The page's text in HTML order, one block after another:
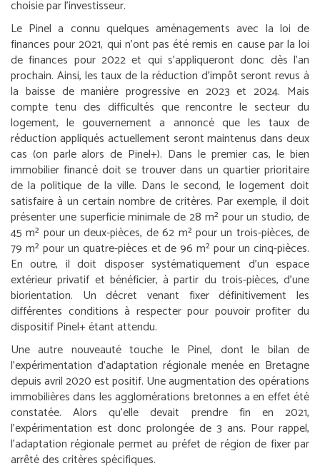
choisie par l’investisseur.
Le Pinel a connu quelques aménagements avec la loi de
finances pour 2021, qui n’ont pas été remis en cause par la loi
de finances pour 2022 et qui s’appliqueront donc dès l’an
prochain. Ainsi, les taux de la réduction d’impôt seront revus à
la baisse de manière progressive en 2023 et 2024. Mais
compte tenu des difficultés que rencontre le secteur du
logement, le gouvernement a annoncé que les taux de
réduction appliqués actuellement seront maintenus dans deux
cas (on parle alors de Pinel+). Dans le premier cas, le bien
immobilier financé doit se trouver dans un quartier prioritaire
de la politique de la ville. Dans le second, le logement doit
satisfaire à un certain nombre de critères. Par exemple, il doit
présenter une superficie minimale de 28 m² pour un studio, de
45 m² pour un deux-pièces, de 62 m² pour un trois-pièces, de
79 m² pour un quatre-pièces et de 96 m² pour un cinq-pièces.
En outre, il doit disposer systématiquement d’un espace
extérieur privatif et bénéficier, à partir du trois-pièces, d’une
biorientation. Un décret venant fixer définitivement les
différentes conditions à respecter pour pouvoir profiter du
dispositif Pinel+ étant attendu.
Une autre nouveauté touche le Pinel, dont le bilan de
l’expérimentation d’adaptation régionale menée en Bretagne
depuis avril 2020 est positif. Une augmentation des opérations
immobilières dans les agglomérations bretonnes a en effet été
constatée. Alors qu’elle devait prendre fin en 2021,
l’expérimentation est donc prolongée de 3 ans. Pour rappel,
l’adaptation régionale permet au préfet de région de fixer par
arrêté des critères spécifiques.